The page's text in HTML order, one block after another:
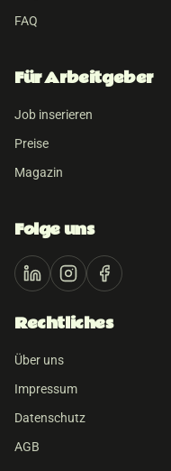
FAQ
Für Arbeitgeber
Job inserieren
Preise
Magazin
Folge uns
Rechtliches
Über uns
Impressum
Datenschutz
AGB